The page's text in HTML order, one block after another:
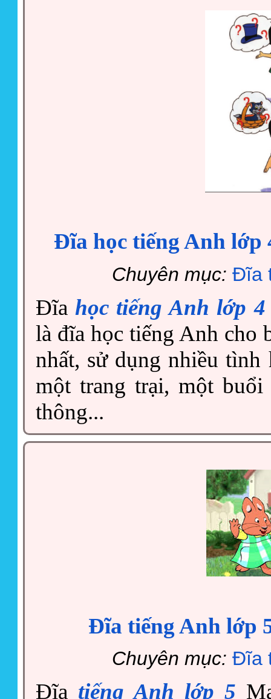
Đĩa học tiếng Anh lớp
Chuyên mục:Đĩa
Đĩa học tiếng Anh lớp 4
là đĩa học tiếng Anh cho
nhất, sử dụng nhiều tình
một trang trại, một
thông...
Đĩa tiếng Anh lớp
Chuyên mục:Đĩa
Đĩa tiếng Anh lớp 5